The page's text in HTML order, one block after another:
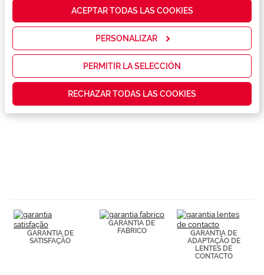
cómo mejorar
servicios y
las
que realmente
contenidos
personalizados
Puedes
consultar más
información en
nuestra
ACEPTAR TODAS LAS COOKIES
PERSONALIZAR
PERMITIR LA SELECCIÓN
RECHAZAR TODAS LAS COOKIES
Conselhos
Serviços exclusivos
GARANTIA DE
SATISFAÇÃO
GARANTIA DE
FABRICO
GARANTIA DE
ADAPTAÇÃO DE
LENTES DE
CONTACTO